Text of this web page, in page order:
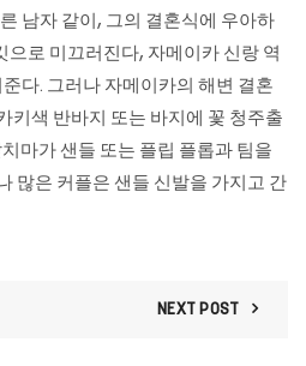
남자 같이, 그의 결혼식에 우아하
으로 미끄러진다, 자메이카 신랑 역
다. 그러나 자메이카의 해변 결혼
키색 반바지 또는 바지에 꽃 청주출
마가 샌들 또는 플립 플롭과 팀을
많은 커플은 샌들 신발을 가지고 간
NEXT POST